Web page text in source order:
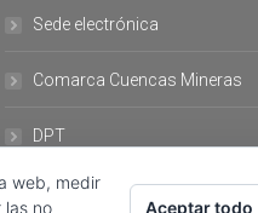
Sede electrónica
Comarca Cuencas Mineras
DPT
web, medir
las no
Aceptar todo